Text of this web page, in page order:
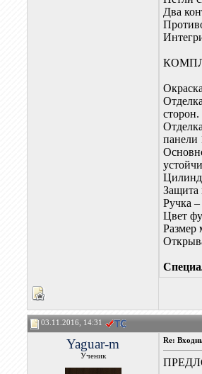
Два
панели
Защита
Ручка
Цвет
Размер
03.11.2016, 14:31
Yaguar-m
Ученик
Re: